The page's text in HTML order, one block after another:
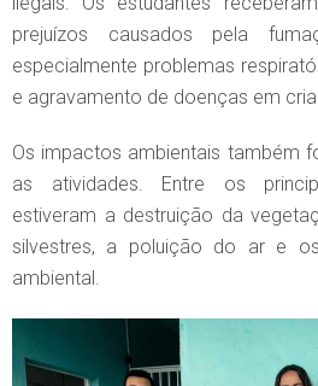
prejuízos causados pela
especialmente problemas
e agravamento de doenças em
Os impactos ambientais também
as atividades. Entre os
estiveram a destruição da
silvestres, a poluição do ar e
ambiental.